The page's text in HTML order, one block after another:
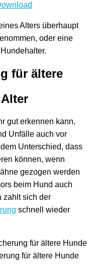
Alters überhaupt
oder eine
für ältere
gut erkennen kann,
Unfälle auch vor
Unterschied, dass
können, wenn
gezogen werden
beim Hund auch
zahlt sich der
schnell wieder
für ältere Hunde